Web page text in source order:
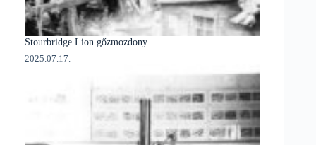
Stourbridge Lion gőzmozdony
2025.07.17.